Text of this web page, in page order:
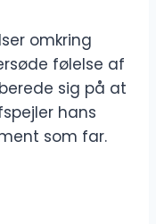
omkring
følelse af
sig på at
hans
som far.